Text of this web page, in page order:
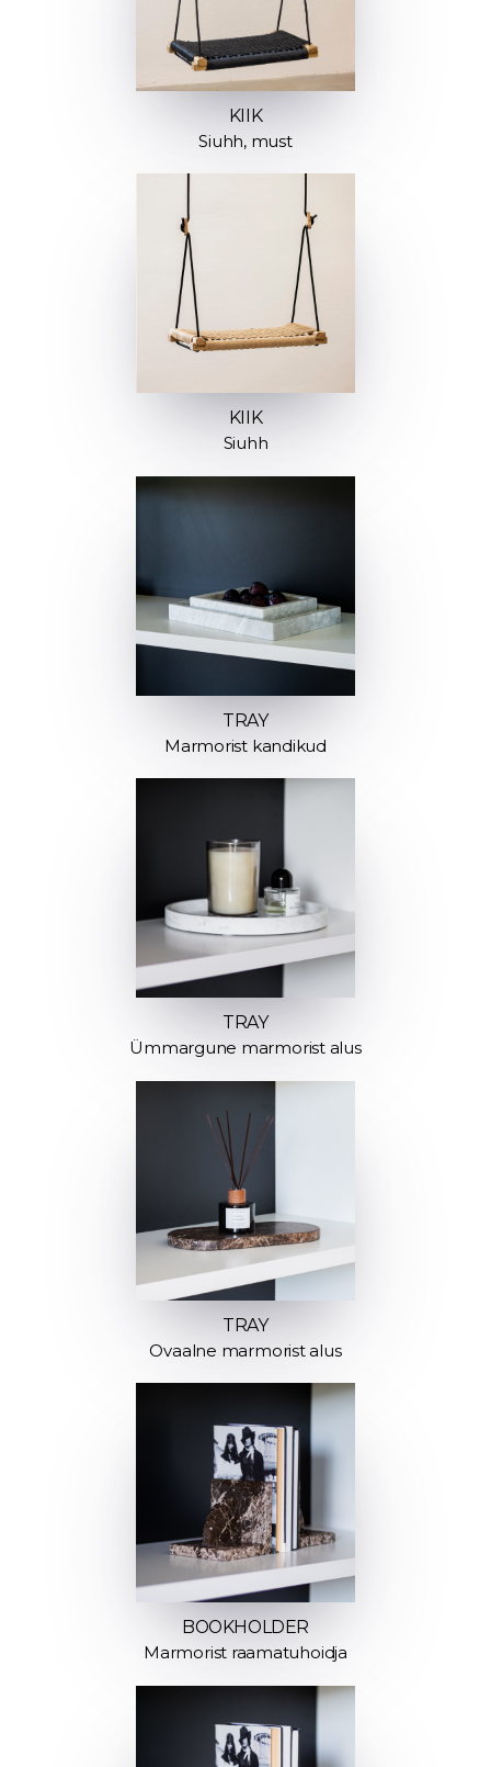
KIIK
Siuhh, must
KIIK
Siuhh
TRAY
Marmorist kandikud
TRAY
Ümmargune marmorist alus
TRAY
Ovaalne marmorist alus
BOOKHOLDER
Marmorist raamatuhoidja